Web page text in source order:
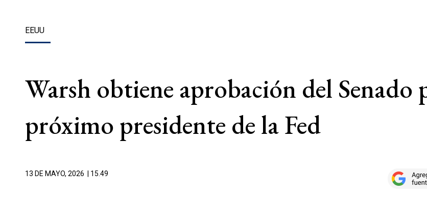
EEUU
Warsh obtiene aprobación del Senado
próximo presidente de la Fed
13 DE MAYO, 2026 | 15.49